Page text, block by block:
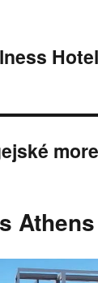
more
Athens